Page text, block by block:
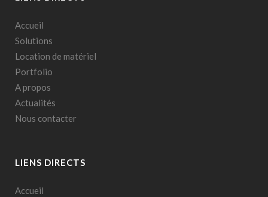
Accueil
Solutions
Location de matériel
Portfolio
A propos
Actualités
Nous contacter
LIENS DIRECTS
Accueil